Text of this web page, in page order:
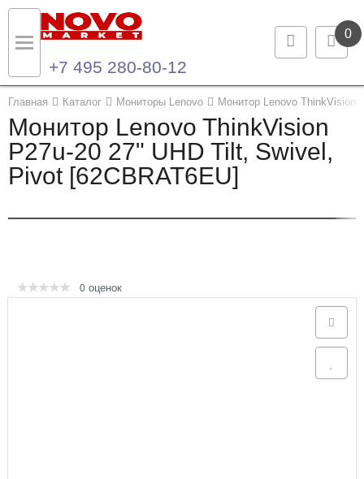
0
+7 495 280-80-12
Главная Каталог Мониторы Lenovo Монитор Lenovo ThinkVision
Монитор Lenovo ThinkVision
P27u-20 27" UHD Tilt, Swivel,
Pivot [62CBRAT6EU]
0 оценок
Назад
Каталог продукции
Ноутбуки и ультрабуки
Серверы и СХД
Назад
Контакты
Контактная информация